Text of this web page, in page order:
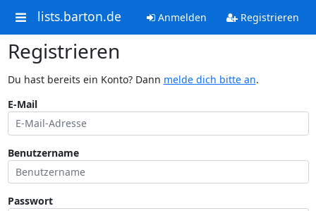
lists.barton.de Anmelden Registrieren
Registrieren
Du hast bereits ein Konto? Dann melde dich bitte an.
E-Mail
Benutzername
Passwort